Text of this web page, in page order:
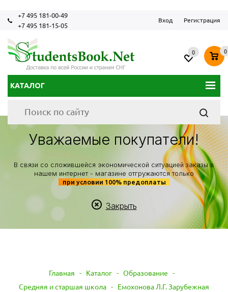
+7 495 181-00-49
+7 495 181-15-05
Вход Регистрация
КАТАЛОГ
0 0
Уважаемые покупатели!
В связи со сложившейся экономической ситуацией заказы в
нашем интернет - магазине отгружаются только
при условии 100% предоплаты
Закрыть
Главная - Каталог - Образование -
Средняя и старшая школа - Емохонова Л.Г. Зарубежная